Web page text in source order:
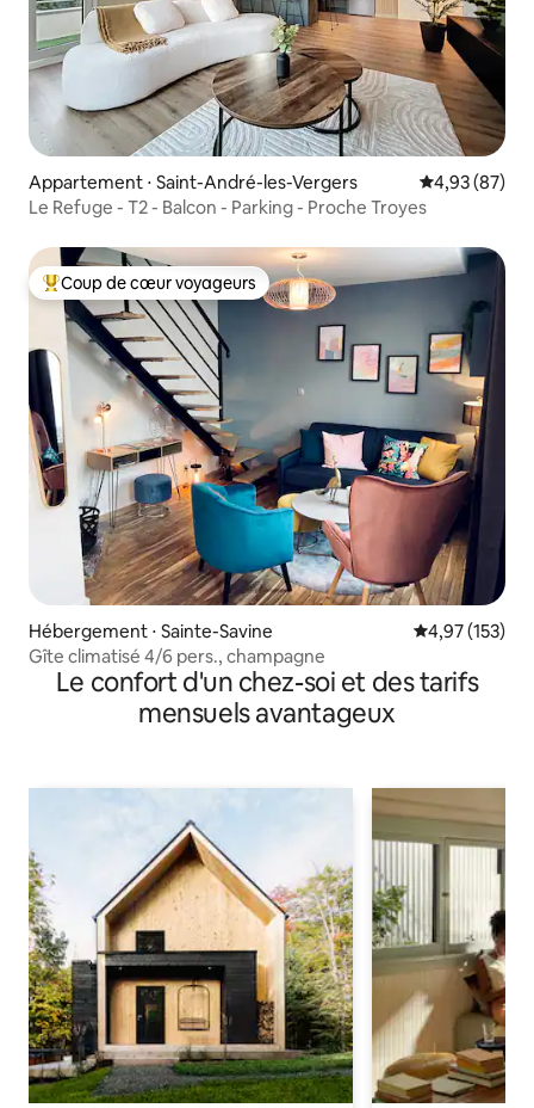
Appartement ⋅ Saint-André-les-Vergers Évaluation
4,93 (87)
Le Refuge - T2 - Balcon - Parking - Proche Troyes
Coups de cœur voyageurs les plus appréciés
Coup de cœur voyageurs
Hébergement ⋅ Sainte-Savine Évaluation
4,97 (153)
Gîte climatisé 4/6 pers., champagne
Le confort d'un chez-soi et des tarifs
mensuels avantageux